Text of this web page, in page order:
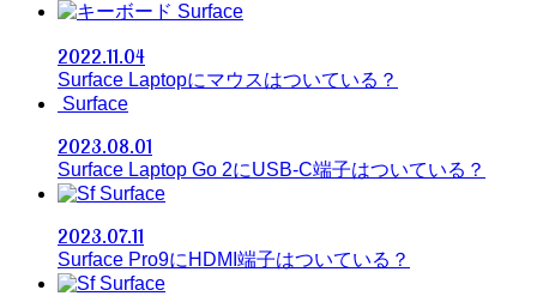
Surface
2022.11.04
Surface Laptopにマウスはついている？
Surface
2023.08.01
Surface Laptop Go 2にUSB-C端子はついている？
Surface
2023.07.11
Surface Pro9にHDMI端子はついている？
Surface